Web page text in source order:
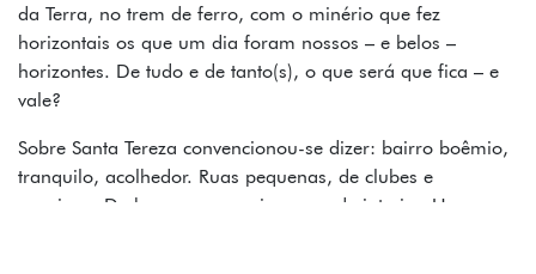
da Terra, no trem de ferro, com o minério que fez
horizontais os que um dia foram nossos – e belos –
horizontes. De tudo e de tanto(s), o que será que fica – e
vale?
Sobre Santa Tereza convencionou-se dizer: bairro boêmio,
tranquilo, acolhedor. Ruas pequenas, de clubes e
esquinas. De bares, carnavais e ares de interior. Um